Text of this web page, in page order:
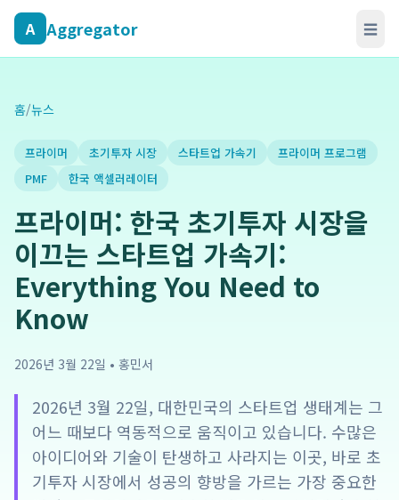
A Aggregator ☰
홈/뉴스
프라이머 초기투자 시장 스타트업 가속기
프라이머 프로그램
PMF
한국 액셀러레이터
프라이머: 한국 초기투자 시장을
이끄는 스타트업 가속기:
Everything You Need to
Know
2026년 3월 22일 • 홍민서
2026년 3월 22일, 대한민국의 스타트업 생태계는 그
어느 때보다 역동적으로 움직이고 있습니다. 수많은
아이디어와 기술이 탄생하고 사라지는 이곳, 바로 초
기투자 시장에서 성공의 향방을 가르는 가장 중요한